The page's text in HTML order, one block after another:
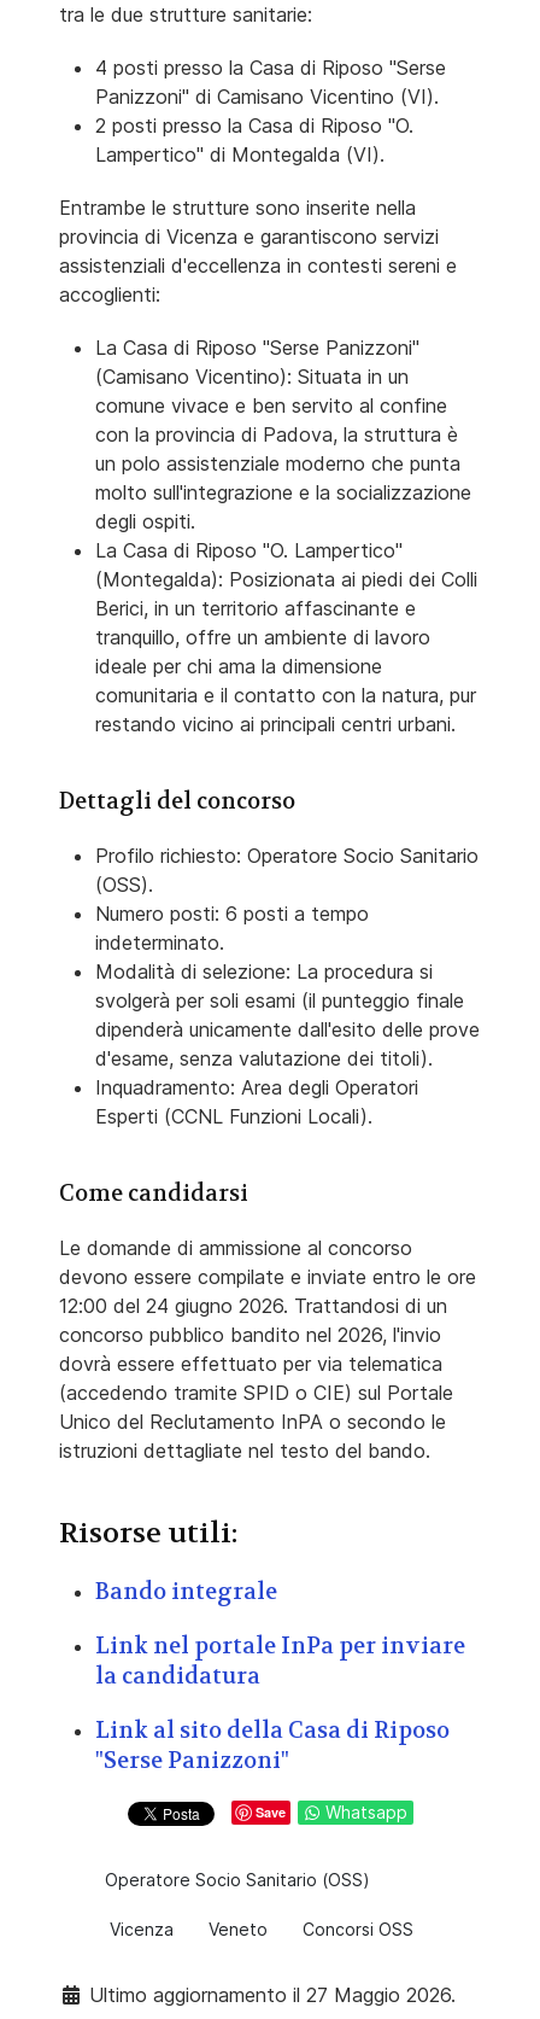
tra le due strutture sanitarie:
4 posti presso la Casa di Riposo "Serse
Panizzoni" di Camisano Vicentino (VI).
2 posti presso la Casa di Riposo "O.
Lampertico" di Montegalda (VI).
Entrambe le strutture sono inserite nella
provincia di Vicenza e garantiscono servizi
assistenziali d'eccellenza in contesti sereni e
accoglienti:
La Casa di Riposo "Serse Panizzoni"
(Camisano Vicentino): Situata in un
comune vivace e ben servito al confine
con la provincia di Padova, la struttura è
un polo assistenziale moderno che punta
molto sull'integrazione e la socializzazione
degli ospiti.
La Casa di Riposo "O. Lampertico"
(Montegalda): Posizionata ai piedi dei Colli
Berici, in un territorio affascinante e
tranquillo, offre un ambiente di lavoro
ideale per chi ama la dimensione
comunitaria e il contatto con la natura, pur
restando vicino ai principali centri urbani.
Dettagli del concorso
Profilo richiesto: Operatore Socio Sanitario
(OSS).
Numero posti: 6 posti a tempo
indeterminato.
Modalità di selezione: La procedura si
svolgerà per soli esami (il punteggio finale
dipenderà unicamente dall'esito delle prove
d'esame, senza valutazione dei titoli).
Inquadramento: Area degli Operatori
Esperti (CCNL Funzioni Locali).
Come candidarsi
Le domande di ammissione al concorso
devono essere compilate e inviate entro le ore
12:00 del 24 giugno 2026. Trattandosi di un
concorso pubblico bandito nel 2026, l'invio
dovrà essere effettuato per via telematica
(accedendo tramite SPID o CIE) sul Portale
Unico del Reclutamento InPA o secondo le
istruzioni dettagliate nel testo del bando.
Risorse utili:
Bando integrale
Link nel portale InPa per inviare
la candidatura
Link al sito della Casa di Riposo
"Serse Panizzoni"
Save Whatsapp
Operatore Socio Sanitario (OSS)
Vicenza Veneto Concorsi OSS
Ultimo aggiornamento il 27 Maggio 2026.